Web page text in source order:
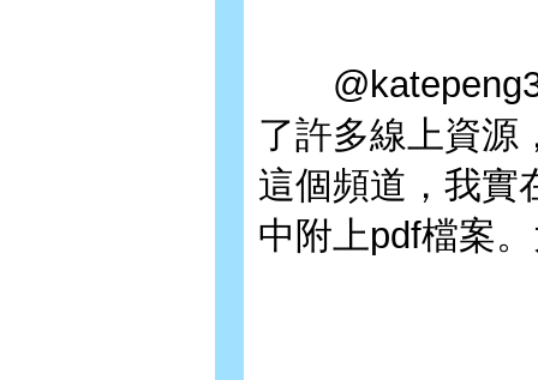
了許多線上資源
這個頻道，我實
中附上pdf檔案